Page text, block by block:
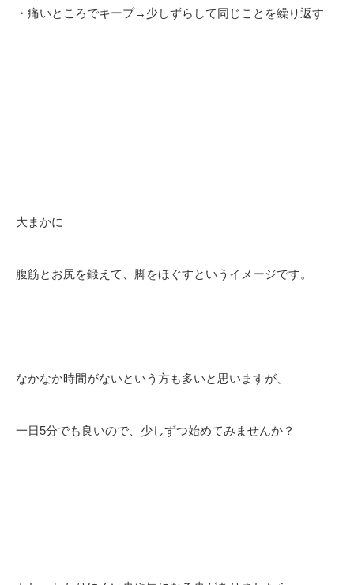
・痛いところでキープ→少しずらして同じことを繰り返す
大まかに
腹筋とお尻を鍛えて、脚をほぐすというイメージです。
なかなか時間がないという方も多いと思いますが、
一日5分でも良いので、少しずつ始めてみませんか？